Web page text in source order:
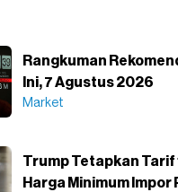
Rangkuman
Ini, 7 Agustus 2026
Market
Trump Tetapkan Tarif
Harga Minimum Impor